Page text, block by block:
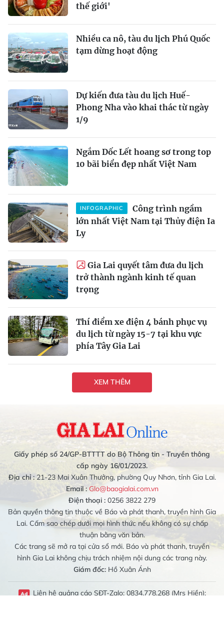
thế giới'
Nhiều ca nô, tàu du lịch Phú Quốc
tạm dừng hoạt động
Dự kiến đưa tàu du lịch Huế-
Phong Nha vào khai thác từ ngày
1/9
Ngắm Dốc Lết hoang sơ trong top
10 bãi biển đẹp nhất Việt Nam
INFOGRAPHIC
Công trình ngầm
lớn nhất Việt Nam tại Thủy điện Ia
Ly
Gia Lai quyết tâm đưa du lịch
trở thành ngành kinh tế quan
trọng
Thí điểm xe điện 4 bánh phục vụ
du lịch từ ngày 15-7 tại khu vực
phía Tây Gia Lai
XEM THÊM
Giấy phép số 24/GP-BTTTT do Bộ Thông tin - Truyền thông
cấp ngày 16/01/2023.
Địa chỉ :21-23 Mai Xuân Thưởng, phường Quy Nhơn, tỉnh Gia Lai.
Email : Glo@baogialai.com.vn
Điện thoại : 0256 3822 279
Bản quyền thông tin thuộc về Báo và phát thanh, truyền hình Gia
Lai. Cấm sao chép dưới mọi hình thức nếu không có sự chấp
thuận bằng văn bản.
Các trang sẽ mở ra tại cửa sổ mới. Báo và phát thanh, truyền
hình Gia Lai không chịu trách nhiệm nội dung các trang này.
Giám đốc:Hồ Xuân Ánh
Liên hệ quảng cáo SĐT-Zalo: 0834.778.268 (Mrs Hiền);